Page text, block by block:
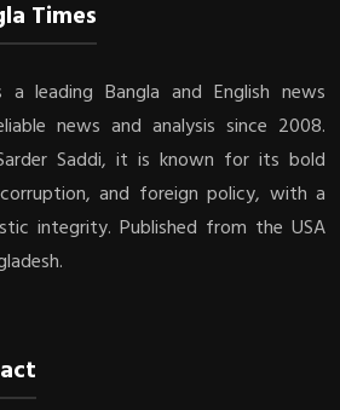
Times
a leading Bangla and English news
news and analysis since 2008.
Saddi, it is known for its bold
and foreign policy, with a
integrity. Published from the USA